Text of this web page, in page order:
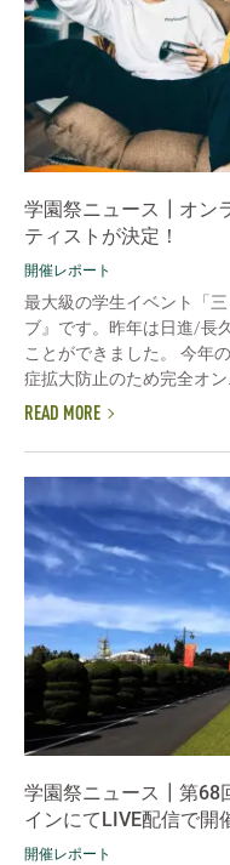
学園祭ニュース┃オン
ティストが決定！
開催レポート
最大級の学生イベント「
ブ』です。昨年は日進/長
ことができました。 今年
症拡大防止のため完全オン...
READ MORE
学園祭ニュース┃第68
インにてLIVE配信で開
開催レポート